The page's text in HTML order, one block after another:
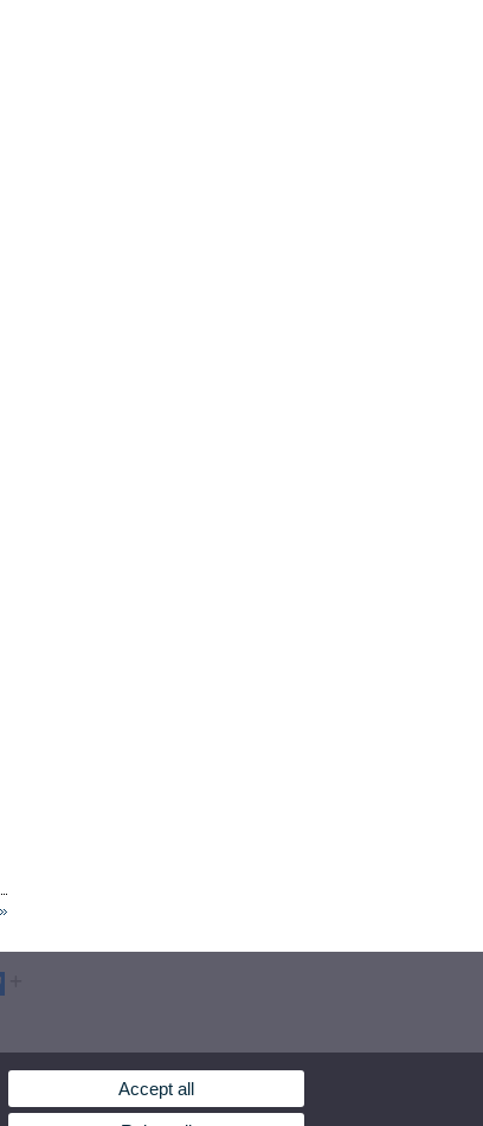
Accept all